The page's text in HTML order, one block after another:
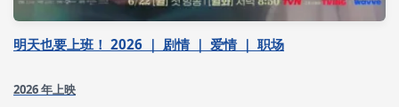
明天也要上班！ 2026 ｜ 剧情 ｜ 爱情 ｜ 职场
2026 年上映